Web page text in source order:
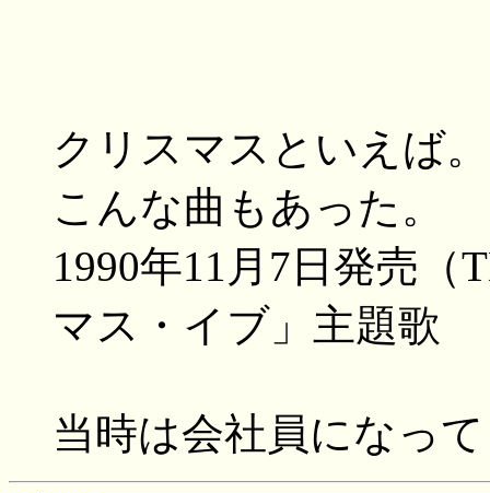
クリスマスといえば
こんな曲もあった。
1990年11月7日発売
マス・イブ」主題歌
当時は会社員になっ